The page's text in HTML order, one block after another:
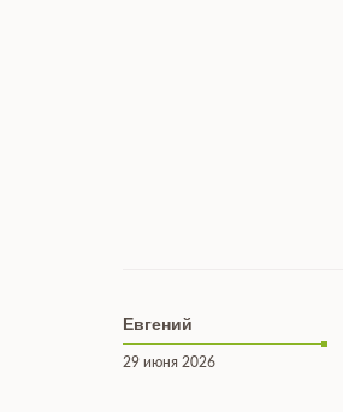
Евгений
29 июня 2026